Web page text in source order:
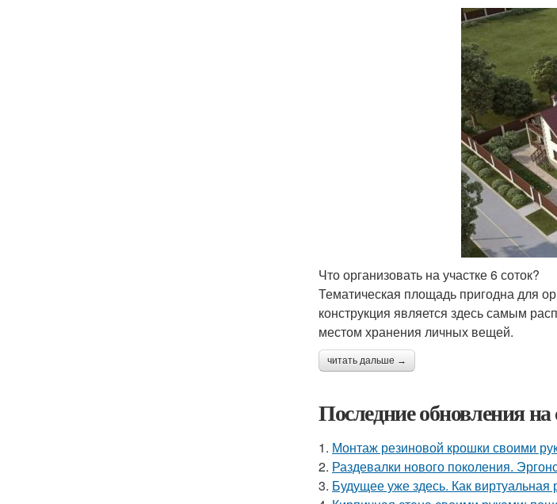
Что организовать на участке 6 соток?
Тематическая площадь пригодна для
конструкция является здесь самым
местом хранения личных вещей.
читать дальше →
Последние обновления на
1. Монтаж резиновой крошки своими
2. Раздевалки нового поколения.
3. Будущее уже здесь. Как виртуальная